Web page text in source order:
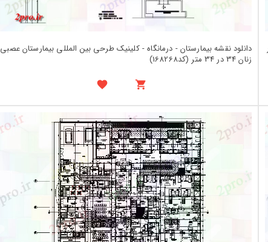
34 در
دانلود نقشه بیمارستان - درمانگاه - کلینیک طرحی بین المللی بیمارستان عصبی
زنان 34 در 34 متر (کد168268)